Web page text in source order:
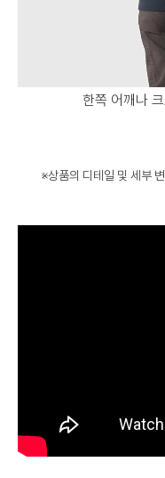
한쪽 어깨나
※상품의 디테일 및 세부